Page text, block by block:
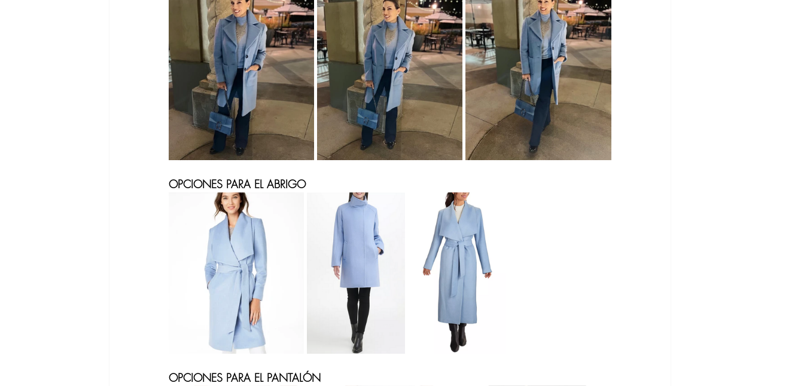
Asesora de Moda
Relaciones
Ideas de Regalos
Outfits SHEIN 40 años y más
Cabello Mujeres de 40 Años y Más
Vestidos de Verano Para Mujeres de
Bolsos de Diseñador
Zapatos para Mujeres de 40 años
Gafas de Sol para Mujer
Compras Online
Ofertas Banana Republic
Amazon Fashion
OPCIONES PARA EL ABRIGO
OPCIONES PARA EL PANTALÓN